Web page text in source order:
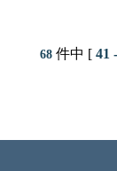
68件中 [41